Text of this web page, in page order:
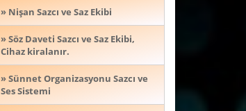
» Nişan Sazcı ve Saz Ekibi
» Söz Daveti Sazcı ve Saz Ekibi,
Cihaz kiralanır.
» Sünnet Organizasyonu Sazcı ve
Ses Sistemi